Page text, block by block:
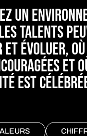
UN
TALENTS
ET ÉVOLUER,
ET
EST